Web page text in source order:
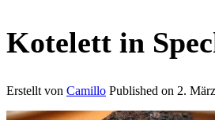
Kotelett in
Erstellt von Camillo Published on 2.